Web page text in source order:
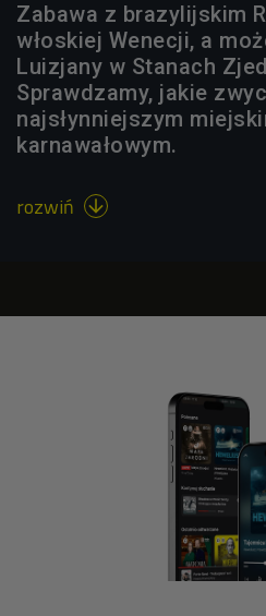
Zabawa z brazylijskim
włoskiej Wenecji, a
Luizjany w Stanach
Sprawdzamy, jakie
najsłynniejszym
karnawałowym.
rozwiń 